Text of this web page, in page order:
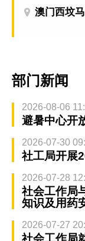
澳门西坟
部门新闻
2026-08-06
避暑中心开
2026-07-30
社工局开展
2026-07-28
社会工作局
知识及用药
2026-07-27
社会工作局